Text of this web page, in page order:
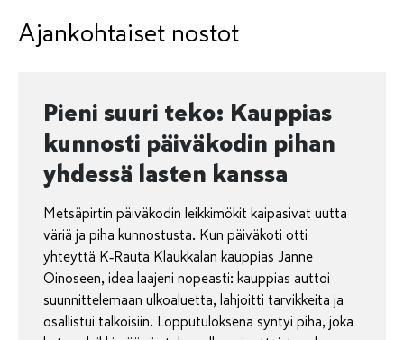
Ajankohtaiset nostot
Pieni suuri teko: Kauppias
kunnosti päiväkodin pihan
yhdessä lasten kanssa
Metsäpirtin päiväkodin leikkimökit kaipasivat uutta
väriä ja piha kunnostusta. Kun päiväkoti otti
yhteyttä K‑Rauta Klaukkalan kauppias Janne
Oinoseen, idea laajeni nopeasti: kauppias auttoi
suunnittelemaan ulkoaluetta, lahjoitti tarvikkeita ja
osallistui talkoisiin. Lopputuloksena syntyi piha, joka